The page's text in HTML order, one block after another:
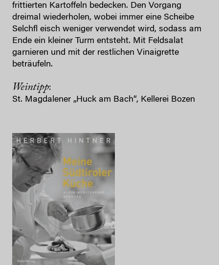
frittierten Kartoffeln bedecken. Den Vorgang
dreimal wiederholen, wobei immer eine Scheibe
Selchfl eisch weniger verwendet wird, sodass am
Ende ein kleiner Turm entsteht. Mit Feldsalat
garnieren und mit der restlichen Vinaigrette
beträufeln.
Weintipp:
St. Magdalener „Huck am Bach“, Kellerei Bozen